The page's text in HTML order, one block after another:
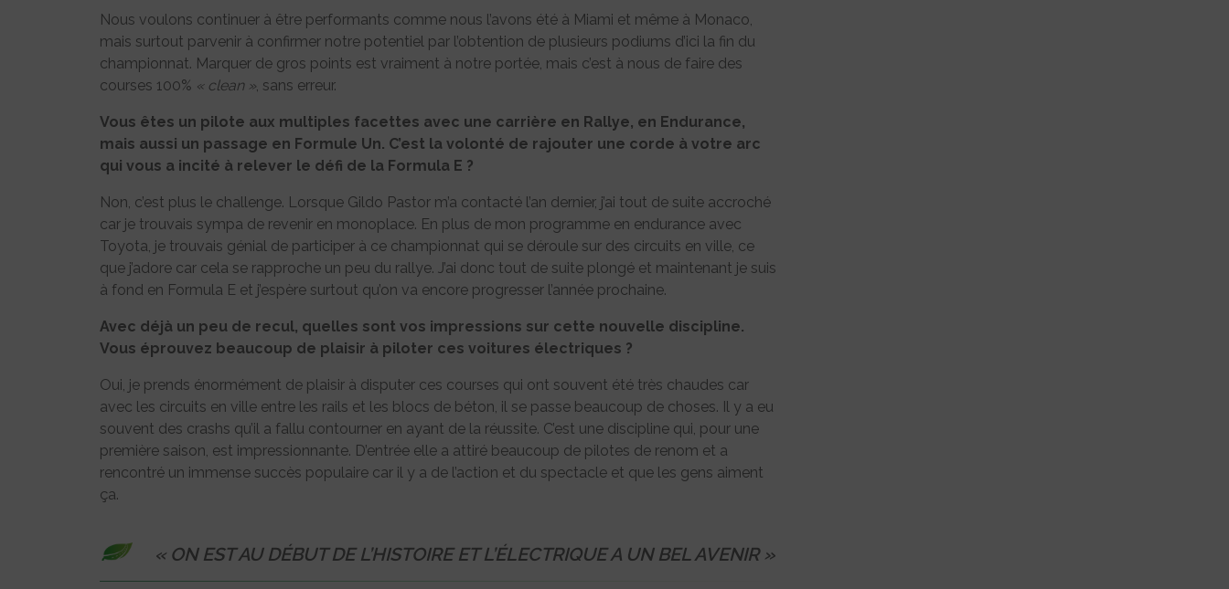
Nous voulons continuer à être performants comme nous l’avons été à Miami et même à Monaco,
mais surtout parvenir à confirmer notre potentiel par l’obtention de plusieurs podiums d’ici la fin du
championnat. Marquer de gros points est vraiment à notre portée, mais c’est à nous de faire des
courses 100% « clean » , sans erreur.
Vous êtes un pilote aux multiples facettes avec une carrière en Rallye, en Endurance,
mais aussi un passage en Formule Un. C’est la volonté de rajouter une corde à votre arc
qui vous a incité à relever le défi de la Formula E ?
Non, c’est plus le challenge. Lorsque Gildo Pastor m’a contacté l’an dernier, j’ai tout de suite accroché
car je trouvais sympa de revenir en monoplace. En plus de mon programme en endurance avec
Toyota, je trouvais génial de participer à ce championnat qui se déroule sur des circuits en ville, ce
que j’adore car cela se rapproche un peu du rallye. J’ai donc tout de suite plongé et maintenant je suis
à fond en Formula E et j’espère surtout qu’on va encore progresser l’année prochaine.
Avec déjà un peu de recul, quelles sont vos impressions sur cette nouvelle discipline.
Vous éprouvez beaucoup de plaisir à piloter ces voitures électriques ?
Oui, je prends énormément de plaisir à disputer ces courses qui ont souvent été très chaudes car
avec les circuits en ville entre les rails et les blocs de béton, il se passe beaucoup de choses. Il y a eu
souvent des crashs qu’il a fallu contourner en ayant de la réussite. C’est une discipline qui, pour une
première saison, est impressionnante. D’entrée elle a attiré beaucoup de pilotes de renom et a
rencontré un immense succès populaire car il y a de l’action et du spectacle et que les gens aiment
ça.
« ON EST AU DÉBUT DE L’HISTOIRE ET L’ÉLECTRIQUE A UN BEL AVENIR »